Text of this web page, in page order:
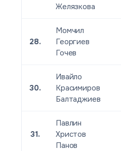
Желязкова
28.
Момчил
Георгиев
Гочев
30.
Ивайло
Красимиров
Балтаджиев
31.
Павлин
Христов
Панов